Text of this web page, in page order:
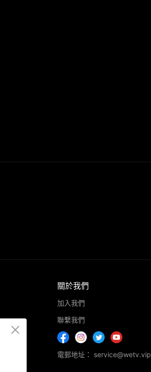
關於我們
加入我們
聯繫我們
電郵地址： service@wetv.vip